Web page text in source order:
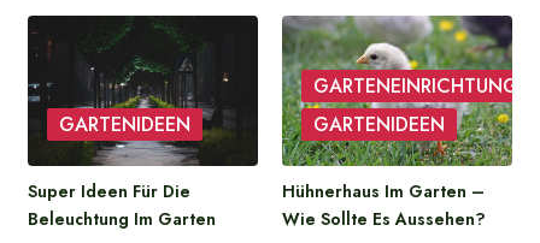
GARTENIDEEN
Super Ideen Für Die
Beleuchtung Im Garten
GARTENEINRICHTUNG
GARTENIDEEN
Hühnerhaus Im Garten –
Wie Sollte Es Aussehen?